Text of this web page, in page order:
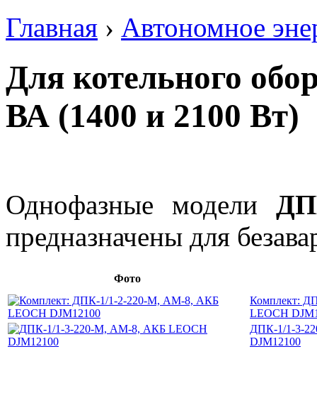
Главная › Автономное
Для котельного
ВА (1400 и 2100 Вт)
Однофазные модели
предназначены для
Фото
Комплект:
LEOCH
ДПК-1/1-3-
DJM12100